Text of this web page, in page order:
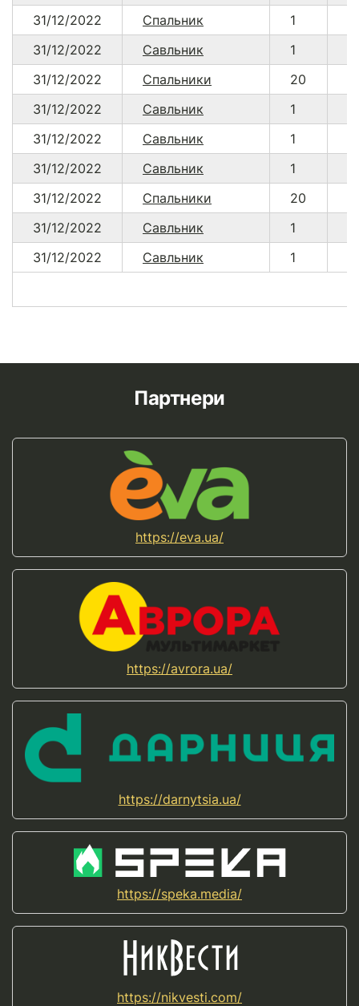
31/12/2022 Спальник 1
31/12/2022
Савльник 1
31/12/2022
Спальники 20
31/12/2022
Савльник 1
31/12/2022
Савльник 1
31/12/2022
Савльник 1
31/12/2022
Спальники 20
31/12/2022
Савльник 1
31/12/2022
Савльник 1
Партнери
https://eva.ua/
https://avrora.ua/
https://darnytsia.ua/
https://speka.media/
https://nikvesti.com/